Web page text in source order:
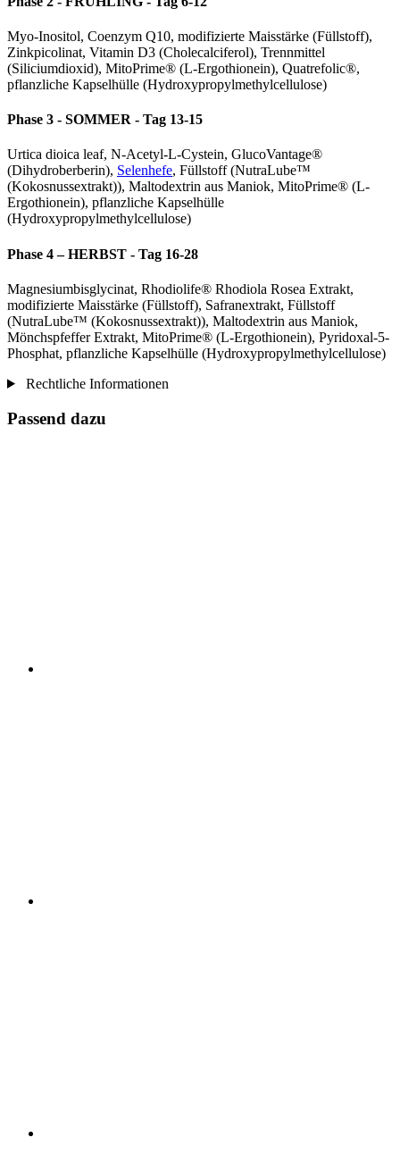
Myo-Inositol, Coenzym Q10, modifizierte Maisstärke (Füllstoff),
Zinkpicolinat, Vitamin D3 (Cholecalciferol), Trennmittel
(Siliciumdioxid), MitoPrime® (L-Ergothionein), Quatrefolic®,
pflanzliche Kapselhülle (Hydroxypropylmethylcellulose)
Phase 3 - SOMMER - Tag 13-15
Urtica dioica leaf, N-Acetyl-L-Cystein, GlucoVantage®
(Dihydroberberin), Selenhefe, Füllstoff (NutraLube™
(Kokosnussextrakt)), Maltodextrin aus Maniok, MitoPrime® (L-
Ergothionein), pflanzliche Kapselhülle
(Hydroxypropylmethylcellulose)
Phase 4 – HERBST - Tag 16-28
Magnesiumbisglycinat, Rhodiolife® Rhodiola Rosea Extrakt,
modifizierte Maisstärke (Füllstoff), Safranextrakt, Füllstoff
(NutraLube™ (Kokosnussextrakt)), Maltodextrin aus Maniok,
Mönchspfeffer Extrakt, MitoPrime® (L-Ergothionein), Pyridoxal-5-
Phosphat, pflanzliche Kapselhülle (Hydroxypropylmethylcellulose)
Rechtliche Informationen
Passend dazu